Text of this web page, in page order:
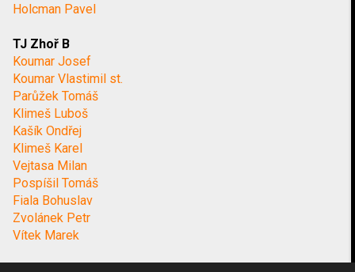
Holcman Pavel
TJ Zhoř B
Koumar Josef
Koumar Vlastimil st.
Parůžek Tomáš
Klimeš Luboš
Kašík Ondřej
Klimeš Karel
Vejtasa Milan
Pospíšil Tomáš
Fiala Bohuslav
Zvolánek Petr
Vítek Marek